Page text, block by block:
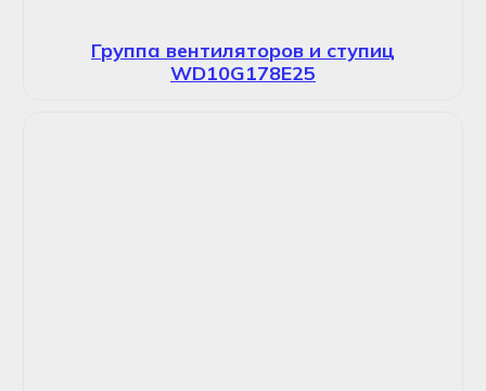
Группа вентиляторов и ступиц
WD10G178E25